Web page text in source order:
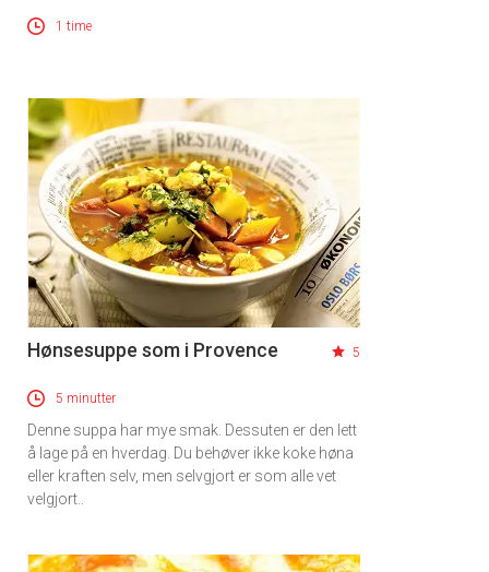
1 time
Hønsesuppe som i Provence 5
5 minutter
Denne suppa har mye smak. Dessuten er den lett
å lage på en hverdag. Du behøver ikke koke høna
eller kraften selv, men selvgjort er som alle vet
velgjort..